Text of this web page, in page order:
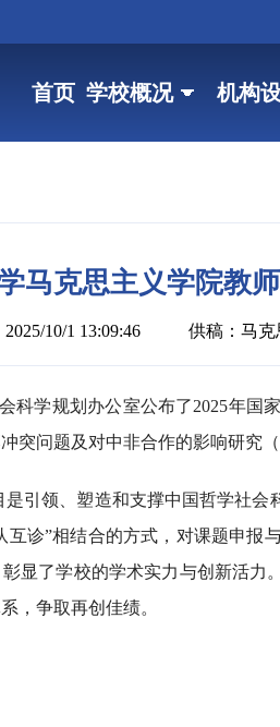
首页 学校概况 机构
马克思主义学院教
10/1 13:09:46 供稿：马
科学规划办公室公布了2025年
突问题及对中非合作的影响研究
是引领、塑造和支撑中国哲学社
互诊”相结合的方式，对课题申
显了学校的学术实力与创新活力
，争取再创佳绩。